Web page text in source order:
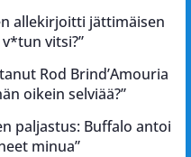
allekirjoitti jättimäisen
vitsi?”
Rod Brind’Amouria
oikein selviää?”
paljastus: Buffalo antoi
minua”